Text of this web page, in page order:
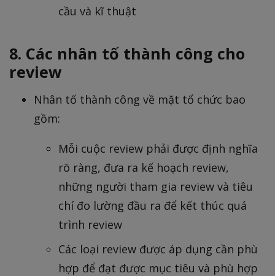
cầu và kĩ thuật
8. Các nhân tố thành công cho
review
Nhân tố thành công về mặt tổ chức bao
gồm:
Mỗi cuộc review phải được định nghĩa
rõ ràng, đưa ra kế hoạch review,
những người tham gia review và tiêu
chí đo lường đầu ra để kết thúc quá
trình review
Các loại review được áp dụng cần phù
hợp để đạt được mục tiêu và phù hợp